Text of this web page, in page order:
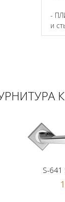
-
и
S-641